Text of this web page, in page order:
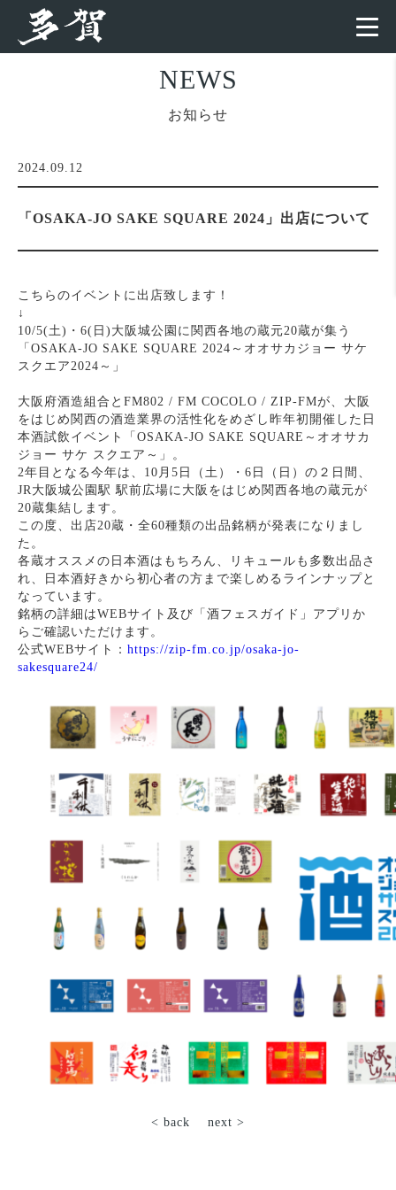
NEWS
お知らせ
2024.09.12
「OSAKA-JO SAKE SQUARE 2024」出店について
こちらのイベントに出店致します！
↓
10/5(土)・6(日)大阪城公園に関西各地の蔵元20蔵が集う
「OSAKA-JO SAKE SQUARE 2024～オオサカジョー サケ
スクエア2024～」
大阪府酒造組合とFM802 / FM COCOLO / ZIP-FMが、大阪
をはじめ関西の酒造業界の活性化をめざし昨年初開催した日
本酒試飲イベント「OSAKA-JO SAKE SQUARE～オオサカ
ジョー サケ スクエア～」。
2年目となる今年は、10月5日（土）・6日（日）の２日間、
JR大阪城公園駅 駅前広場に大阪をはじめ関西各地の蔵元が
20蔵集結します。
この度、出店20蔵・全60種類の出品銘柄が発表になりまし
た。
各蔵オススメの日本酒はもちろん、リキュールも多数出品さ
れ、日本酒好きから初心者の方まで楽しめるラインナップと
なっています。
銘柄の詳細はWEBサイト及び「酒フェスガイド」アプリか
らご確認いただけます。
公式WEBサイト： https://zip-fm.co.jp/osaka-jo-
sakesquare24/
< back next >